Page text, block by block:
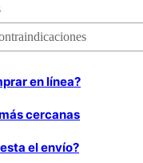
en línea?
cercanas
el envío?